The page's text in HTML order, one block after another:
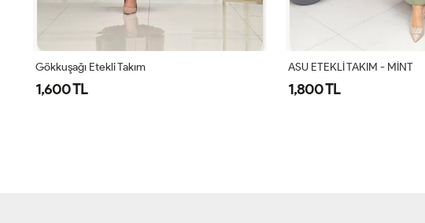
Gökkuşağı Etekli Takım
1,600 TL
ASU ETEKLİ TAKIM - MİNT
1,800 TL